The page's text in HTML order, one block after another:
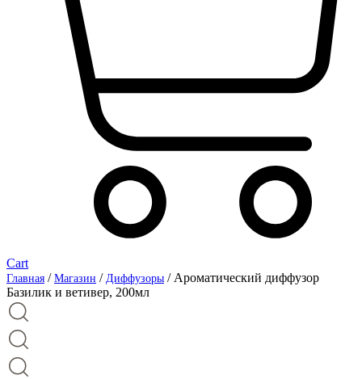
Cart
Главная / Магазин / Диффузоры / Ароматический диффузор
Базилик и ветивер, 200мл